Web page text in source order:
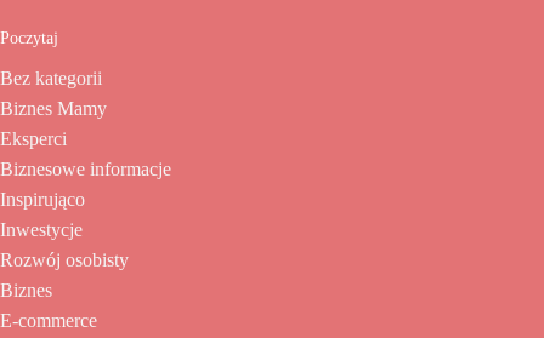
Poczytaj
Bez kategorii
Biznes Mamy
Eksperci
Biznesowe informacje
Inspirująco
Inwestycje
Rozwój osobisty
Biznes
E-commerce